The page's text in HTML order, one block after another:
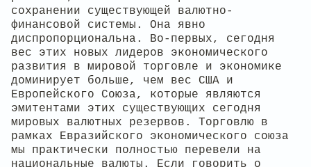
сохранении существующей валютно-
финансовой системы. Она явно
диспропорциональна. Во-первых, сегодня
вес этих новых лидеров экономического
развития в мировой торговле и экономике
доминирует больше, чем вес США и
Европейского Союза, которые являются
эмитентами этих существующих сегодня
мировых валютных резервов. Торговлю в
рамках Евразийского экономического союза
мы практически полностью перевели на
национальные валюты. Если говорить о